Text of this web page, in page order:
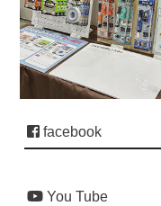
facebook
You Tube